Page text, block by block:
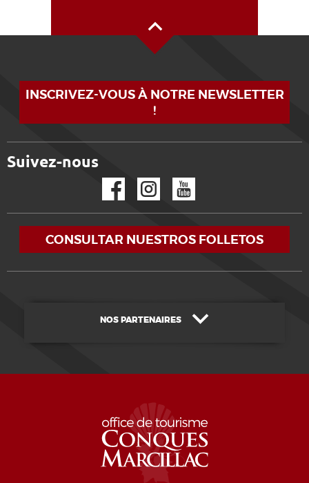
INSCRIVEZ-VOUS À NOTRE NEWSLETTER
!
Suivez-nous
CONSULTAR NUESTROS FOLLETOS
NOS PARTENAIRES